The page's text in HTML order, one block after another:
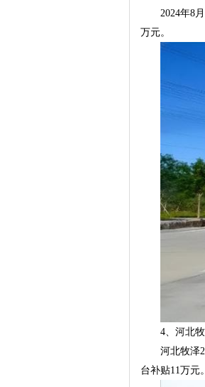
2024年8
万元。
4、河北
河北牧泽
台补贴11万元。